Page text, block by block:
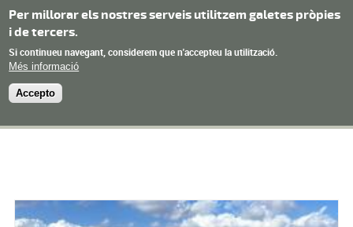
Per millorar els nostres serveis utilitzem galetes pròpies
i de tercers.
Si continueu navegant, considerem que n'accepteu la utilització.
Més informació
Accepto
Vés al contingut
Ajuntament de